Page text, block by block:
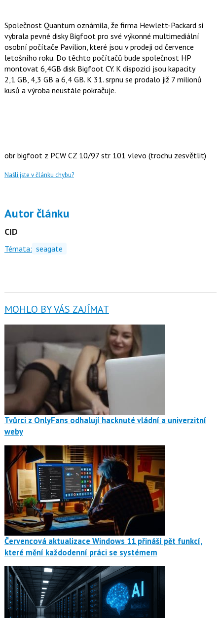
Společnost Quantum oznámila, že firma Hewlett-Packard si
vybrala pevné disky Bigfoot pro své výkonné multimediální
osobní počítače Pavilion, které jsou v prodeji od července
letošního roku. Do těchto počítačů bude společnost HP
montovat 6,4GB disk Bigfoot CY. K dispozici jsou kapacity
2,1 GB, 4,3 GB a 6,4 GB. K 31. srpnu se prodalo již 7 milionů
kusů a výroba neustále pokračuje.
obr bigfoot z PCW CZ 10/97 str 101 vlevo (trochu zesvětlit)
Našli jste v článku chybu?
Autor článku
CID
Témata: seagate
MOHLO BY VÁS ZAJÍMAT
Tvůrci z OnlyFans odhalují hacknuté vládní a univerzitní
weby
Červencová aktualizace Windows 11 přináší pět funkcí,
které mění každodenní práci se systémem